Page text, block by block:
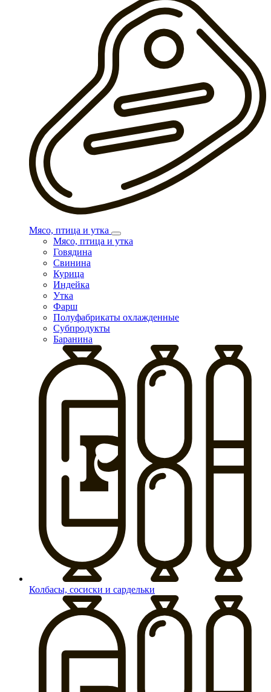
Мясо, птица и утка
Мясо, птица и утка
Говядина
Свинина
Курица
Индейка
Утка
Фарш
Полуфабрикаты охлажденные
Субпродукты
Баранина
Колбасы, сосиски и сардельки